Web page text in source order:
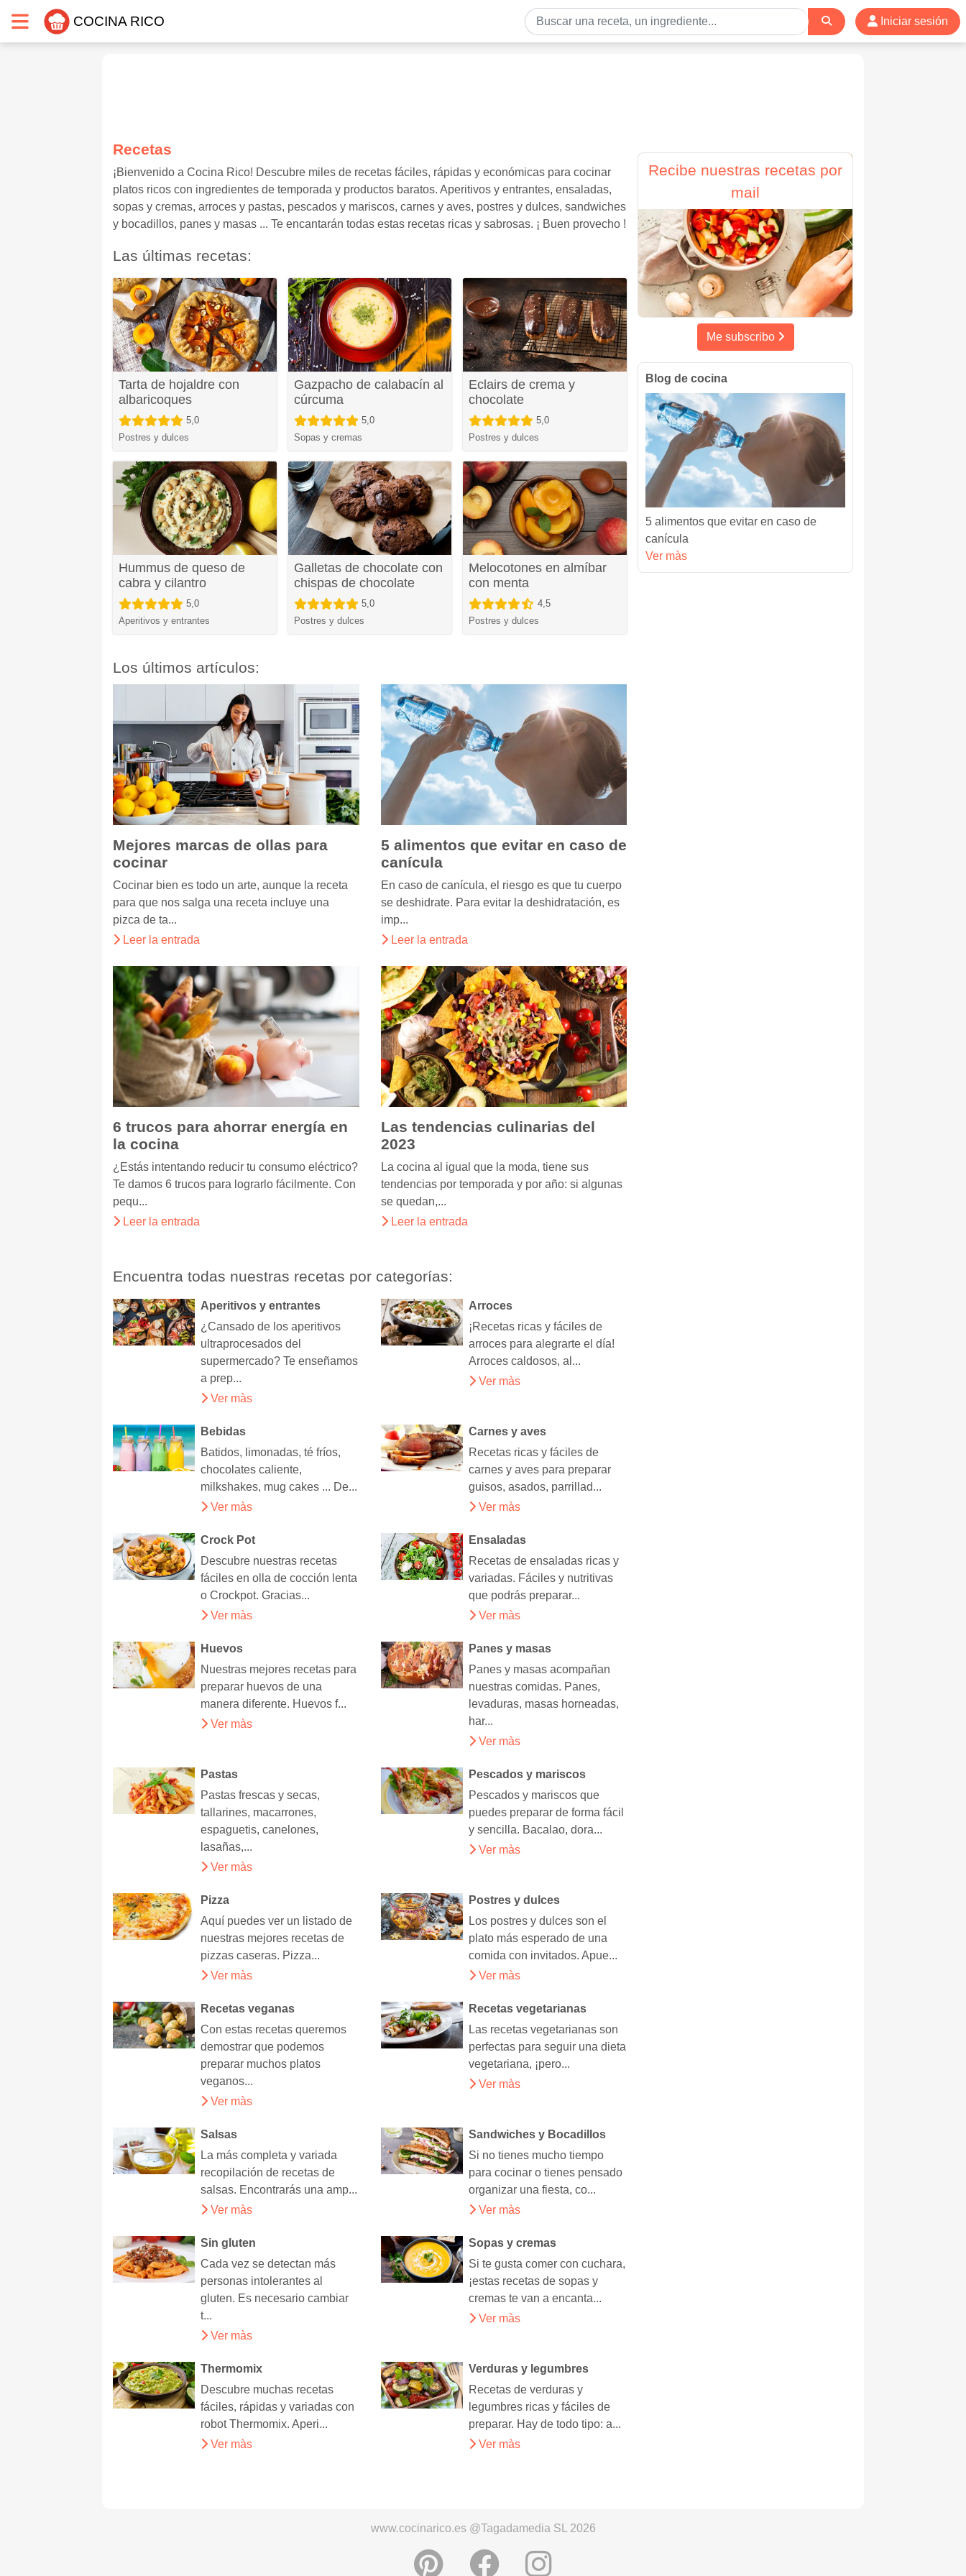
COCINA RICO Iniciar sesión
Recetas
¡Bienvenido a Cocina Rico! Descubre miles de recetas fáciles, rápidas y económicas para cocinar
platos ricos con ingredientes de temporada y productos baratos. Aperitivos y entrantes, ensaladas,
sopas y cremas, arroces y pastas, pescados y mariscos, carnes y aves, postres y dulces, sandwiches
y bocadillos, panes y masas ... Te encantarán todas estas recetas ricas y sabrosas. ¡ Buen provecho !
Las últimas recetas:
Tarta de hojaldre con
albaricoques
5,0
Postres y dulces
Gazpacho de calabacín al
cúrcuma
5,0
Sopas y cremas
Eclairs de crema y
chocolate
5,0
Postres y dulces
Hummus de queso de
cabra y cilantro
5,0
Aperitivos y entrantes
Galletas de chocolate con
chispas de chocolate
5,0
Postres y dulces
Melocotones en almíbar
con menta
4,5
Postres y dulces
Los últimos artículos:
Mejores marcas de ollas para
cocinar
Cocinar bien es todo un arte, aunque la receta
para que nos salga una receta incluye una
pizca de ta...
Leer la entrada
5 alimentos que evitar en caso de
canícula
En caso de canícula, el riesgo es que tu cuerpo
se deshidrate. Para evitar la deshidratación, es
imp...
Leer la entrada
6 trucos para ahorrar energía en
la cocina
¿Estás intentando reducir tu consumo eléctrico?
Te damos 6 trucos para lograrlo fácilmente. Con
pequ...
Leer la entrada
Las tendencias culinarias del
2023
La cocina al igual que la moda, tiene sus
tendencias por temporada y por año: si algunas
se quedan,...
Leer la entrada
Encuentra todas nuestras recetas por categorías:
Aperitivos y entrantes
¿Cansado de los aperitivos
ultraprocesados del
supermercado? Te enseñamos
a prep...
Ver màs
Arroces
¡Recetas ricas y fáciles de
arroces para alegrarte el día!
Arroces caldosos, al...
Ver màs
Bebidas
Batidos, limonadas, té fríos,
chocolates caliente,
milkshakes, mug cakes ... De...
Ver màs
Carnes y aves
Recetas ricas y fáciles de
carnes y aves para preparar
guisos, asados, parrillad...
Ver màs
Crock Pot
Descubre nuestras recetas
fáciles en olla de cocción lenta
o Crockpot. Gracias...
Ver màs
Ensaladas
Recetas de ensaladas ricas y
variadas. Fáciles y nutritivas
que podrás preparar...
Ver màs
Huevos
Nuestras mejores recetas para
preparar huevos de una
manera diferente. Huevos f...
Ver màs
Panes y masas
Panes y masas acompañan
nuestras comidas. Panes,
levaduras, masas horneadas,
har...
Ver màs
Pastas
Pastas frescas y secas,
tallarines, macarrones,
espaguetis, canelones,
lasañas,...
Ver màs
Pescados y mariscos
Pescados y mariscos que
puedes preparar de forma fácil
y sencilla. Bacalao, dora...
Ver màs
Pizza
Aquí puedes ver un listado de
nuestras mejores recetas de
pizzas caseras. Pizza...
Ver màs
Postres y dulces
Los postres y dulces son el
plato más esperado de una
comida con invitados. Apue...
Ver màs
Recetas veganas
Con estas recetas queremos
demostrar que podemos
preparar muchos platos
veganos...
Ver màs
Recetas vegetarianas
Las recetas vegetarianas son
perfectas para seguir una dieta
vegetariana, ¡pero...
Ver màs
Salsas
La más completa y variada
recopilación de recetas de
salsas. Encontrarás una amp...
Ver màs
Sandwiches y Bocadillos
Si no tienes mucho tiempo
para cocinar o tienes pensado
organizar una fiesta, co...
Ver màs
Sin gluten
Cada vez se detectan más
personas intolerantes al
gluten. Es necesario cambiar
t...
Ver màs
Sopas y cremas
Si te gusta comer con cuchara,
¡estas recetas de sopas y
cremas te van a encanta...
Ver màs
Thermomix
Descubre muchas recetas
fáciles, rápidas y variadas con
robot Thermomix. Aperi...
Ver màs
Verduras y legumbres
Recetas de verduras y
legumbres ricas y fáciles de
preparar. Hay de todo tipo: a...
Ver màs
Recibe nuestras recetas por
mail
Me subscribo
Blog de cocina
5 alimentos que evitar en caso de
canícula
Ver màs
www.cocinarico.es @Tagadamedia SL 2026